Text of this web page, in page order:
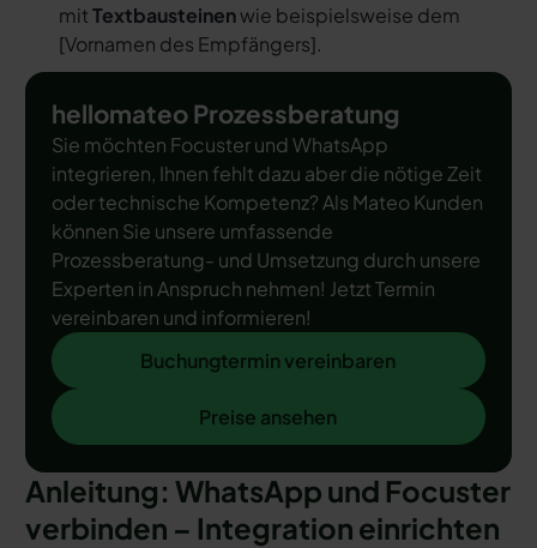
mitTextbausteinenwie beispielsweise dem
[Vornamen des Empfängers].
hellomateo Prozessberatung
Sie möchten Focuster und WhatsApp
integrieren, Ihnen fehlt dazu aber die nötige Zeit
oder technische Kompetenz? Als Mateo Kunden
können Sie unsere umfassende
Prozessberatung- und Umsetzung durch unsere
Experten in Anspruch nehmen! Jetzt Termin
vereinbaren und informieren!
Buchungtermin vereinbaren
Buchungtermin vereinbaren
Preise ansehen
Preise ansehen
Anleitung: WhatsApp und Focuster
verbinden – Integration einrichten